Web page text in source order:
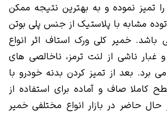
تمیز نموده و به بهترین نتیجه ممکن
مشابه با پلاستیک از جنس پلی بوتن
خمیر کلی ورک استاف اثر انواع
غبار ناشی از لنت ترمز، ناخالصی های
برد. بعد از تمیز کردن بدنه خودرو با
کاملا صاف و آماده برای استفاده از
حاضر در بازار انواع مختلفی خمیر